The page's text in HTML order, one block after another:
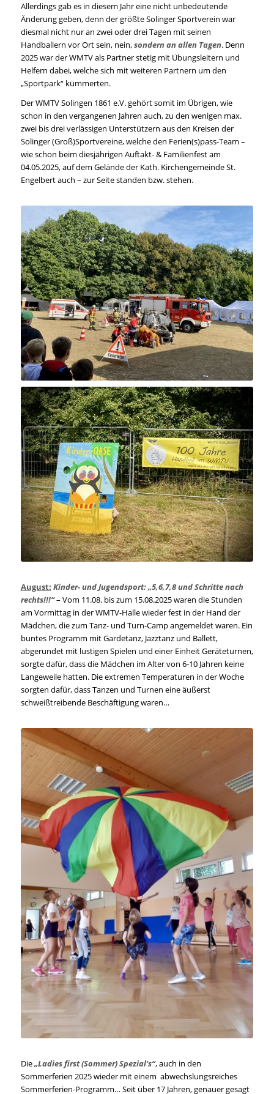
Allerdings gab es in diesem Jahr eine nicht unbedeutende
Änderung geben, denn der größte Solinger Sportverein war
diesmal nicht nur an zwei oder drei Tagen mit seinen
Handballern vor Ort sein, nein,sondern an allen Tagen. Denn
2025 war der WMTV als Partner stetig mit Übungsleitern und
Helfern dabei, welche sich mit weiteren Partnern um den
„Sportpark“ kümmerten.
Der WMTV Solingen 1861 e.V. gehört somit im Übrigen, wie
schon in den vergangenen Jahren auch, zu den wenigen max.
zwei bis drei verlässigen Unterstützern aus den Kreisen der
Solinger (Groß)Sportvereine, welche den Ferien(s)pass-Team –
wie schon beim diesjährigen Auftakt- & Familienfest am
04.05.2025, auf dem Gelände der Kath. Kirchengemeinde St.
Engelbert auch – zur Seite standen bzw. stehen.
August: Kinder- und Jugendsport: „5,6,7,8 und Schritte nach
rechts!!!“– Vom 11.08. bis zum 15.08.2025 waren die Stunden
am Vormittag in der WMTV-Halle wieder fest in der Hand der
Mädchen, die zum Tanz- und Turn-Camp angemeldet waren. Ein
buntes Programm mit Gardetanz, Jazztanz und Ballett,
abgerundet mit lustigen Spielen und einer Einheit Geräteturnen,
sorgte dafür, dass die Mädchen im Alter von 6-10 Jahren keine
Langeweile hatten. Die extremen Temperaturen in der Woche
sorgten dafür, dass Tanzen und Turnen eine äußerst
schweißtreibende Beschäftigung waren…
Die„Ladies first (Sommer) Spezial’s“, auch in den
Sommerferien 2025 wieder mit einem abwechslungsreiches
Sommerferien-Programm… Seit über 17 Jahren, genauer gesagt